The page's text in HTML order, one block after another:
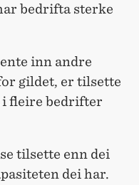
bedrifta sterke
inn andre
gildet, er tilsette
i fleire bedrifter
tilsette enn dei
dei har.